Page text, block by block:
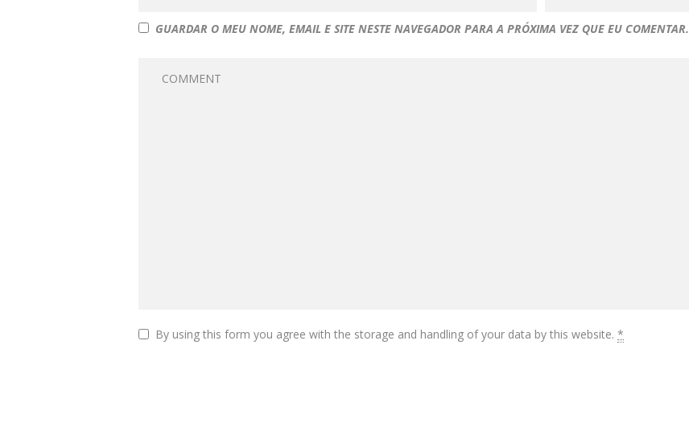
GUARDAR O MEU NOME, EMAIL E SITE NESTE NAVEGADOR PARA A PRÓXIMA VEZ QUE EU COMENTAR.
By using this form you agree with the storage and handling of your data by this website. *